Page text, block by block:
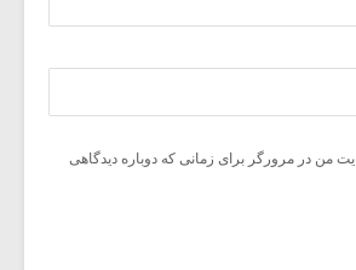
من در مرورگر برای زمانی که دوباره دیدگاهی